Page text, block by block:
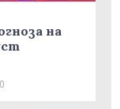
на
0